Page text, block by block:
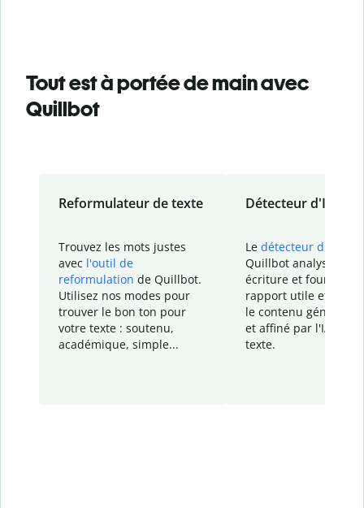
Tout est à portée de main avec
Quillbot
Reformulateur de texte
Trouvez les mots justes
avec l'outil de
reformulation de Quillbot.
Utilisez nos modes pour
trouver le bon ton pour
votre texte : soutenu,
académique, simple...
Détecteur d'IA
Le détecteur d'IA
Quillbot analyse votre
écriture et fournit un
rapport utile et
le contenu généré
et affiné par l'IA
texte.